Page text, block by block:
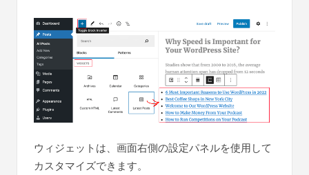
ウィジェットは、画面右側の設定パネルを使用して
カスタマイズできます。